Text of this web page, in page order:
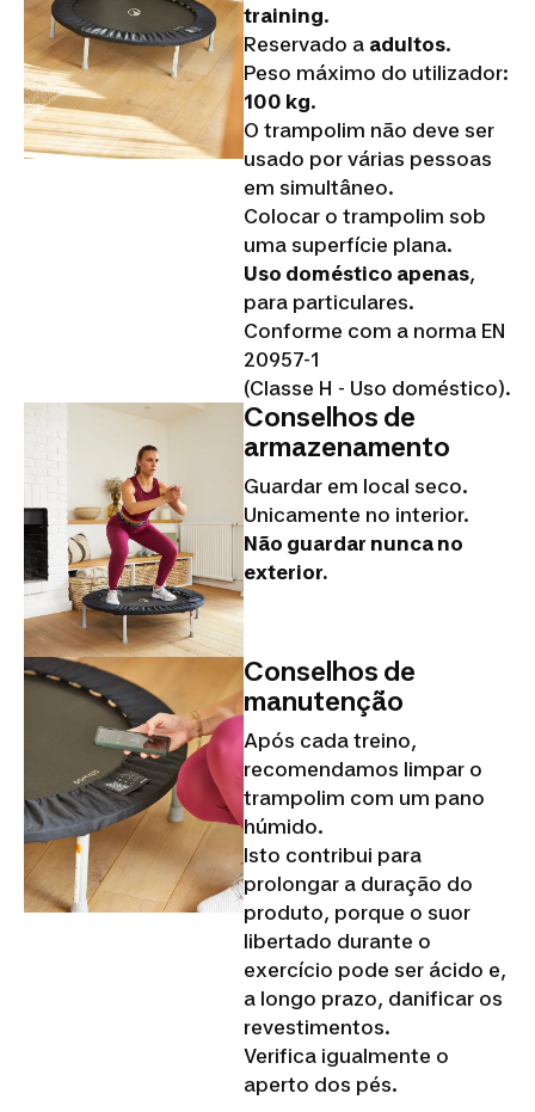
training.
Reservado a adultos.
Peso máximo do utilizador:
100 kg.
O trampolim não deve ser
usado por várias pessoas
em simultâneo.
Colocar o trampolim sob
uma superfície plana.
Uso doméstico apenas,
para particulares.
Conforme com a norma EN
20957-1
(Classe H - Uso doméstico).
Conselhos de
armazenamento
Guardar em local seco.
Unicamente no interior.
Não guardar nunca no
exterior.
Conselhos de
manutenção
Após cada treino,
recomendamos limpar o
trampolim com um pano
húmido.
Isto contribui para
prolongar a duração do
produto, porque o suor
libertado durante o
exercício pode ser ácido e,
a longo prazo, danificar os
revestimentos.
Verifica igualmente o
aperto dos pés.